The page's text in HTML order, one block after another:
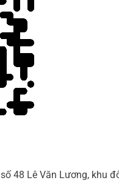
48 Lê Văn Lương, khu